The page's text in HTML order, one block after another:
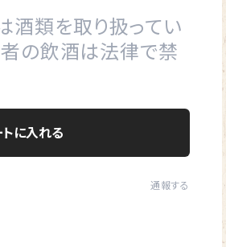
酒類を取り扱ってい
の飲酒は法律で禁
に入れる
通報する